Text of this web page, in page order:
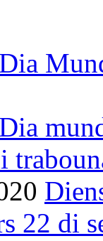
Dia
Dia
22 di